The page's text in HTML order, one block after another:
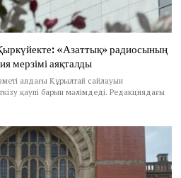
«Азаттық» радиосының
мерзімі аяқталды
алдағы Құрылтай сайлауын
қаупі барын мәлімдеді. Редакциядағы